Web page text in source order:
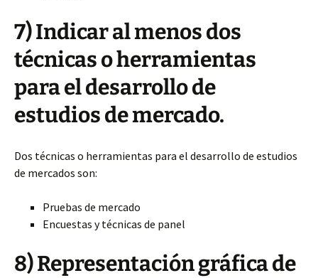
7) Indicar al menos dos
técnicas o herramientas
para el desarrollo de
estudios de mercado.
Dos técnicas o herramientas para el desarrollo de estudios
de mercados son:
Pruebas de mercado
Encuestas y técnicas de panel
8) Representación gráfica de